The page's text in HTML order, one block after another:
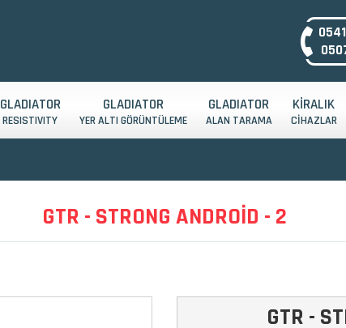
GLADIATOR
RESISTIVITY
GLADIATOR
YER ALTI GÖRÜNTÜLEME
GLADIATOR
ALAN TARAMA
KİRALIK
CİHAZLAR
GTR - STRONG ANDROİD - 2
GTR -